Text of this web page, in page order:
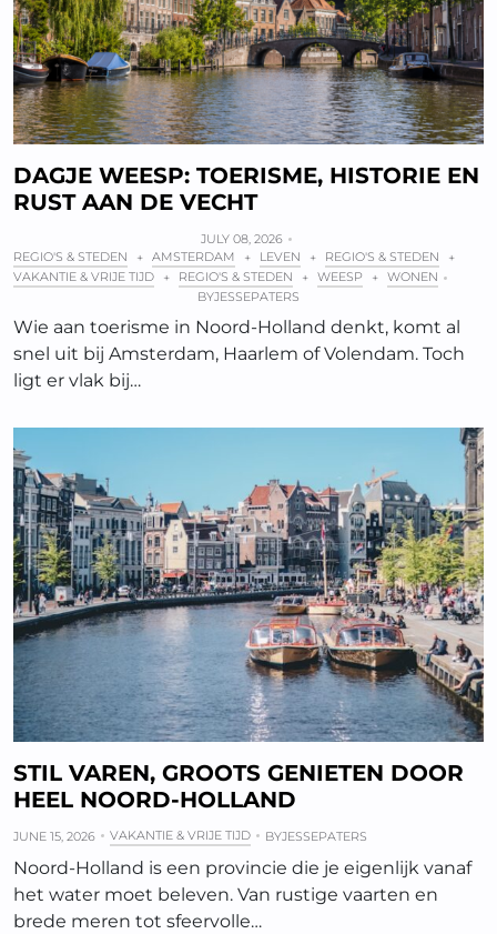
DAGJE WEESP: TOERISME, HISTORIE EN
RUST AAN DE VECHT
JULY 08, 2026
REGIO'S & STEDEN
+ AMSTERDAM + LEVEN + REGIO'S & STEDEN
+
VAKANTIE & VRIJE TIJD
+ REGIO'S & STEDEN + WEESP + WONEN
BYJESSEPATERS
Wie aan toerisme in Noord-Holland denkt, komt al
snel uit bij Amsterdam, Haarlem of Volendam. Toch
ligt er vlak bij…
STIL VAREN, GROOTS GENIETEN DOOR
HEEL NOORD-HOLLAND
JUNE 15, 2026 VAKANTIE & VRIJE TIJD BYJESSEPATERS
Noord-Holland is een provincie die je eigenlijk vanaf
het water moet beleven. Van rustige vaarten en
brede meren tot sfeervolle…